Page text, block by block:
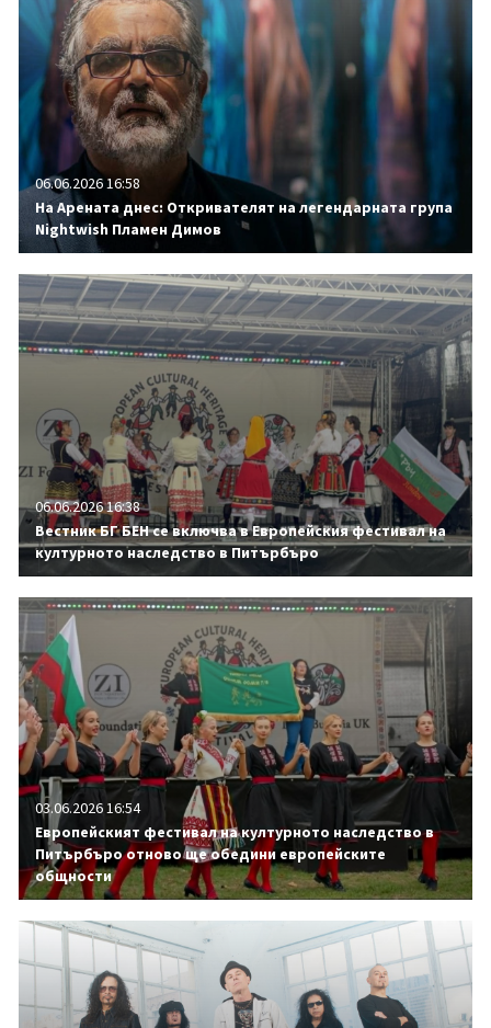
06.06.2026 16:58
На Арената днес: Откривателят на легендарната група
Nightwish Пламен Димов
06.06.2026 16:38
Вестник БГ БЕН се включва в Европейския фестивал на
културното наследство в Питърбъро
03.06.2026 16:54
Европейският фестивал на културното наследство в
Питърбъро отново ще обедини европейските
общности